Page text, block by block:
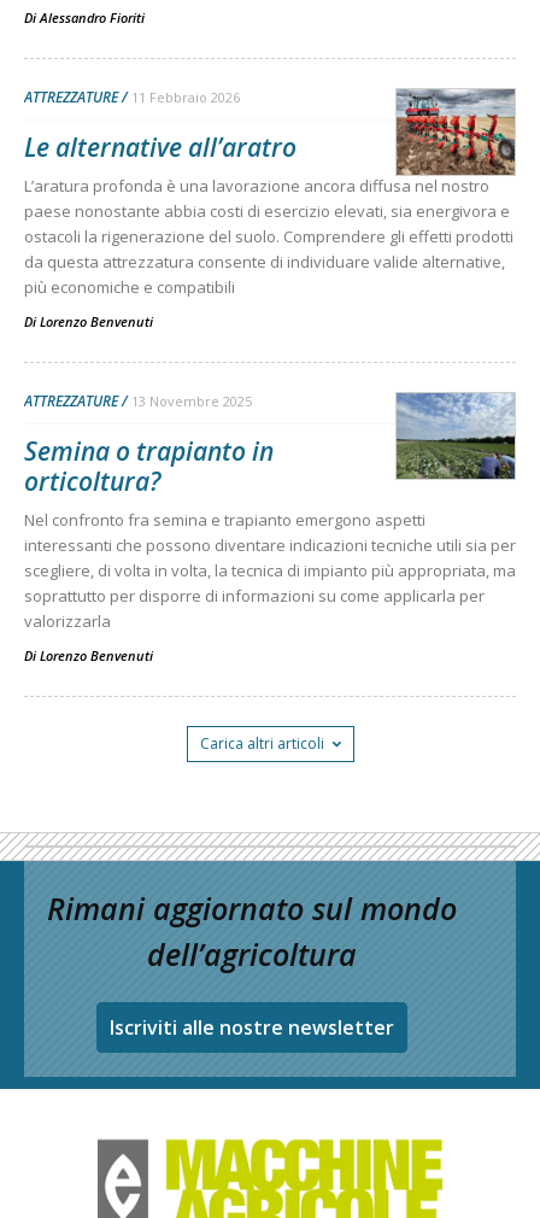
Di Alessandro Fioriti
ATTREZZATURE 11 Febbraio 2026
Le alternative all’aratro
L’aratura profonda è una lavorazione ancora diffusa nel nostro
paese nonostante abbia costi di esercizio elevati, sia energivora e
ostacoli la rigenerazione del suolo. Comprendere gli effetti prodotti
da questa attrezzatura consente di individuare valide alternative,
più economiche e compatibili
Di Lorenzo Benvenuti
ATTREZZATURE 13 Novembre 2025
Semina o trapianto in
orticoltura?
Nel confronto fra semina e trapianto emergono aspetti
interessanti che possono diventare indicazioni tecniche utili sia per
scegliere, di volta in volta, la tecnica di impianto più appropriata, ma
soprattutto per disporre di informazioni su come applicarla per
valorizzarla
Di Lorenzo Benvenuti
Carica altri articoli
Rimani aggiornato sul mondo
dell’agricoltura
Iscriviti alle nostre newsletter